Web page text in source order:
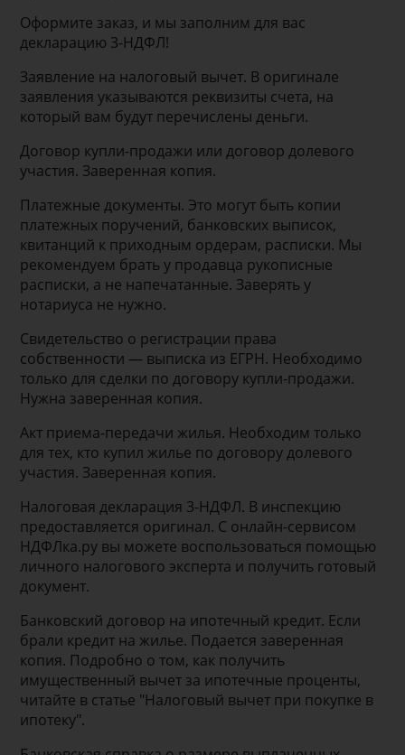
Оформите заказ, и мы заполним для вас
декларацию 3-НДФЛ!
Заявление на налоговый вычет. В оригинале
заявления указываются реквизиты счета, на
который вам будут перечислены деньги.
Договор купли-продажи или договор долевого
участия. Заверенная копия.
Платежные документы. Это могут быть копии
платежных поручений, банковских выписок,
квитанций к приходным ордерам, расписки. Мы
рекомендуем брать у продавца рукописные
расписки, а не напечатанные. Заверять у
нотариуса не нужно.
Свидетельство о регистрации права
собственности — выписка из ЕГРН. Необходимо
только для сделки по договору купли-продажи.
Нужна заверенная копия.
Акт приема-передачи жилья. Необходим только
для тех, кто купил жилье по договору долевого
участия. Заверенная копия.
Налоговая декларация 3-НДФЛ. В инспекцию
предоставляется оригинал. С онлайн-сервисом
НДФЛка.ру вы можете воспользоваться помощью
личного налогового эксперта и получить готовый
документ.
Банковский договор на ипотечный кредит. Если
брали кредит на жилье. Подается заверенная
копия. Подробно о том, как получить
имущественный вычет за ипотечные проценты,
читайте в статье "Налоговый вычет при покупке в
ипотеку".